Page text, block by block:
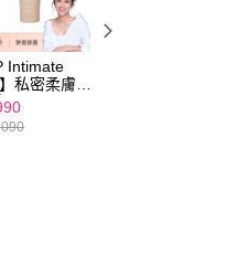
惡意使用之情
並採取法律行
Intimate
私密柔膚去
露50ml
吳姍儒摯愛